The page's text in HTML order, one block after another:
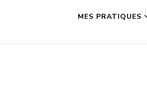
MES PRATIQUES